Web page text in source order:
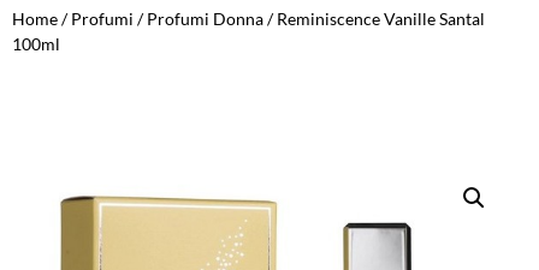
Home/Profumi /Profumi Donna/ Reminiscence Vanille Santal
100ml